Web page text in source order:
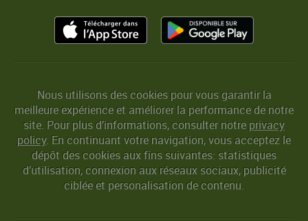
Nous utilisons des cookies pour vous garantir la
meilleure expérience et améliorer la performance de notre
site. Pour plus d’informations, consulter notreprivacy
policy. En continuant votre navigation, vous acceptez le
dépôt des cookies aux fins suivantes: statistiques
d’utilisation, connexion aux réseaux sociaux, publicité
ciblée et personalisation de contenu.